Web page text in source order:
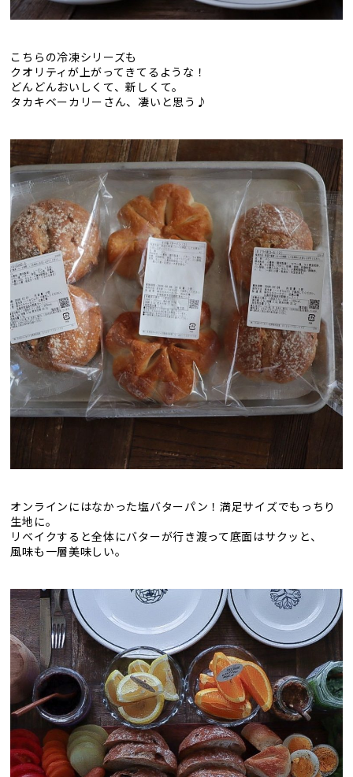
こちらの冷凍シリーズも
クオリティが上がってきてるような！
どんどんおいしくて、新しくて。
タカキベーカリーさん、凄いと思う♪
オンラインにはなかった塩バターパン！満足サイズでもっちり
生地に。
リベイクすると全体にバターが行き渡って底面はサクッと、
風味も一層美味しい。